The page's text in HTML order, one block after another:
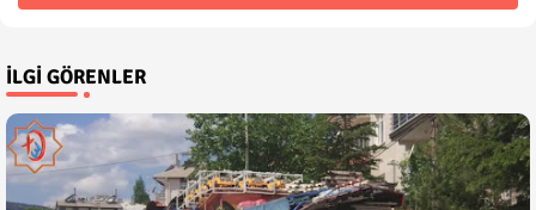
İLGI GÖRENLER